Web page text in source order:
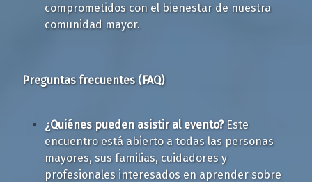
comprometidos con el bienestar de nuestra
comunidad mayor.
Preguntas frecuentes (FAQ)
¿Quiénes pueden asistir al evento?Este
encuentro está abierto a todas las personas
mayores, sus familias, cuidadores y
profesionales interesados en aprender sobre